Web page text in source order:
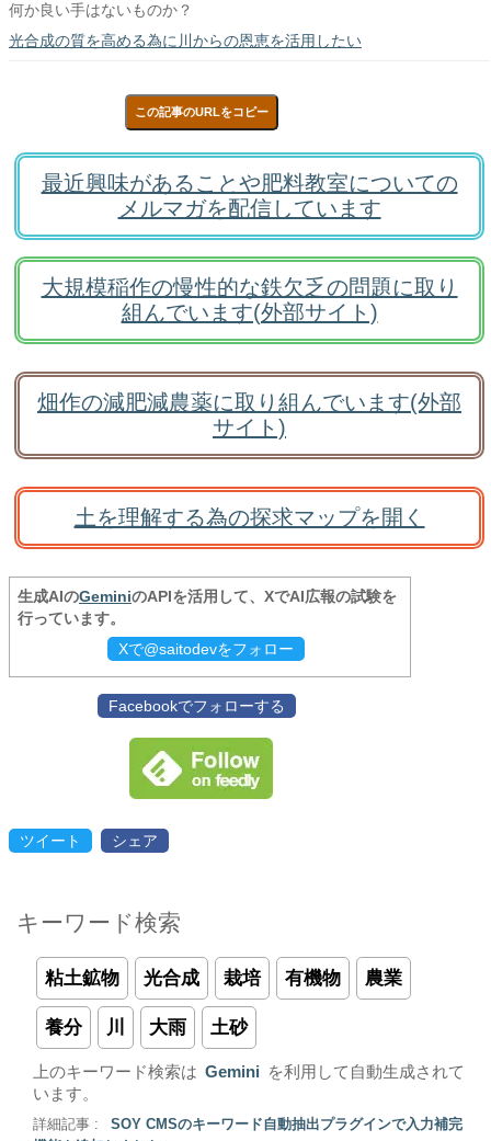
何か良い手はないものか？
光合成の質を高める為に川からの恩恵を活用したい
この記事のURLをコピー
最近興味があることや肥料教室についての
メルマガを配信しています
大規模稲作の慢性的な鉄欠乏の問題に取り
組んでいます(外部サイト)
畑作の減肥減農薬に取り組んでいます(外部
サイト)
土を理解する為の探求マップを開く
生成AIのGeminiのAPIを活用して、XでAI広報の試験を
行っています。
Xで@saitodevをフォロー
Facebookでフォローする
ツイート シェア
キーワード検索
粘土鉱物 光合成 栽培 有機物 農業
養分 川 大雨 土砂
上のキーワード検索は Gemini
を利用して自動生成されて
います。
詳細記事 :
SOY CMSのキーワード自動抽出プラグインで入力補完